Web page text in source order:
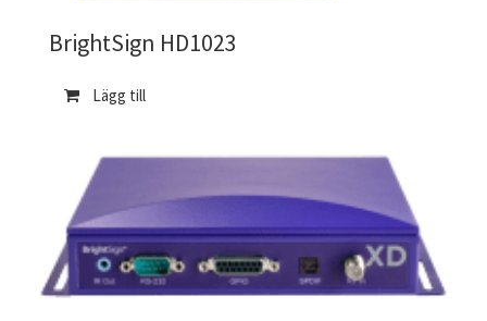
BrightSign HD1023
Lägg till